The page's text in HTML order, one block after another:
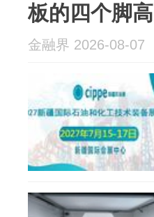
板的四个脚高
金融界 2026-08-07